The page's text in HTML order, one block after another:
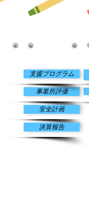
事業所評価
支援プログラム
安全計画
決算報告